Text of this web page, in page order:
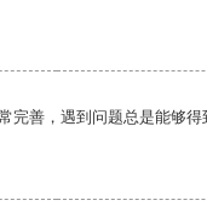
完善，遇到问题总是能够